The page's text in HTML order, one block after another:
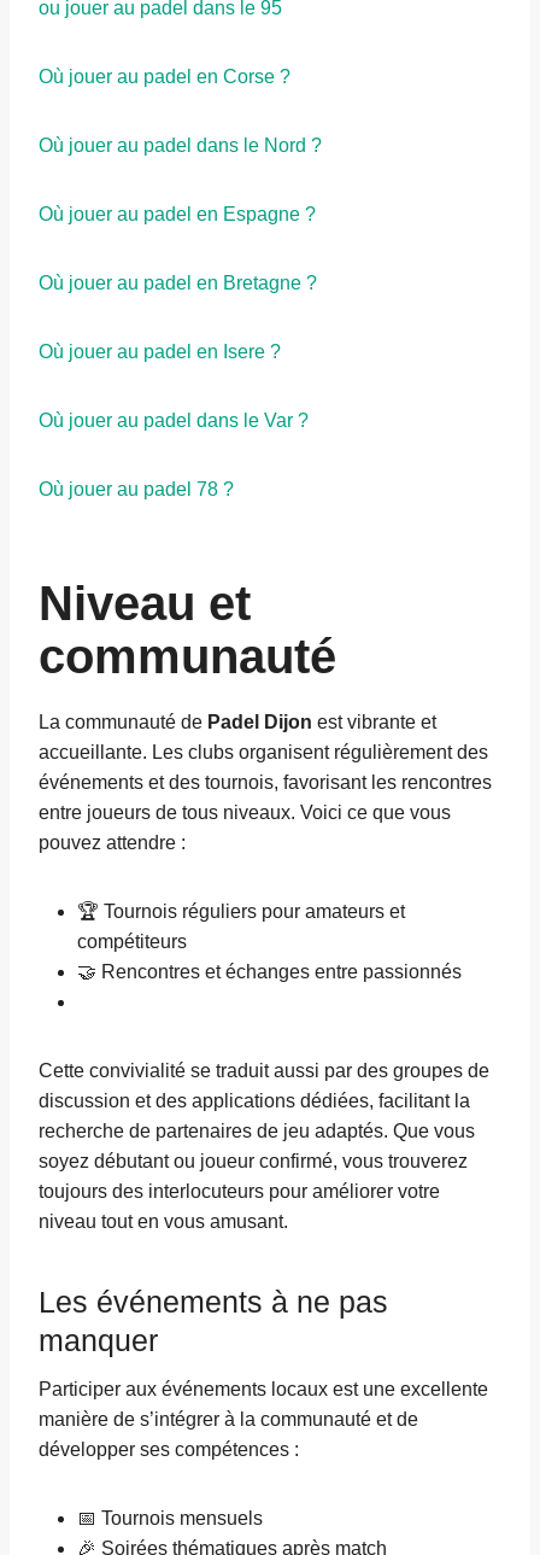
ou jouer au padel dans le 95
Où jouer au padel en Corse ?
Où jouer au padel dans le Nord ?
Où jouer au padel en Espagne ?
Où jouer au padel en Bretagne ?
Où jouer au padel en Isere ?
Où jouer au padel dans le Var ?
Où jouer au padel 78 ?
Niveau et
communauté
La communauté de Padel Dijon est vibrante et
accueillante. Les clubs organisent régulièrement des
événements et des tournois, favorisant les rencontres
entre joueurs de tous niveaux. Voici ce que vous
pouvez attendre :
🏆 Tournois réguliers pour amateurs et
compétiteurs
🤝 Rencontres et échanges entre passionnés
Cette convivialité se traduit aussi par des groupes de
discussion et des applications dédiées, facilitant la
recherche de partenaires de jeu adaptés. Que vous
soyez débutant ou joueur confirmé, vous trouverez
toujours des interlocuteurs pour améliorer votre
niveau tout en vous amusant.
Les événements à ne pas
manquer
Participer aux événements locaux est une excellente
manière de s’intégrer à la communauté et de
développer ses compétences :
📅 Tournois mensuels
🎉 Soirées thématiques après match